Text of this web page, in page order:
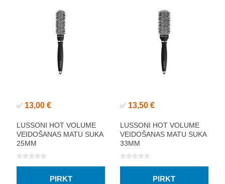
✅ 13,00 €
LUSSONI HOT VOLUME
VEIDOŠANAS MATU SUKA
25MM
✅ 13,50 €
LUSSONI HOT VOLUME
VEIDOŠANAS MATU SUKA
33MM